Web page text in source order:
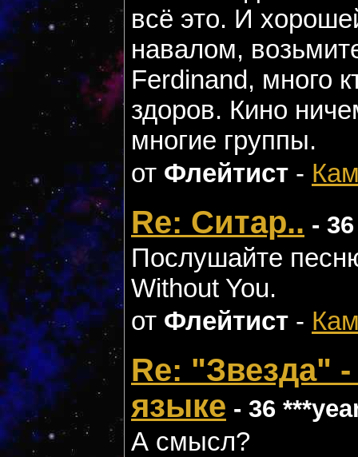
всё это. И
навалом,
Ferdinand, много
здоров. Кино
многие группы.
от Флейтист -
Re: Ситар.. -
Послушайте
Without You.
от Флейтист -
Re: "Звезда"
языке - 36
А смысл?